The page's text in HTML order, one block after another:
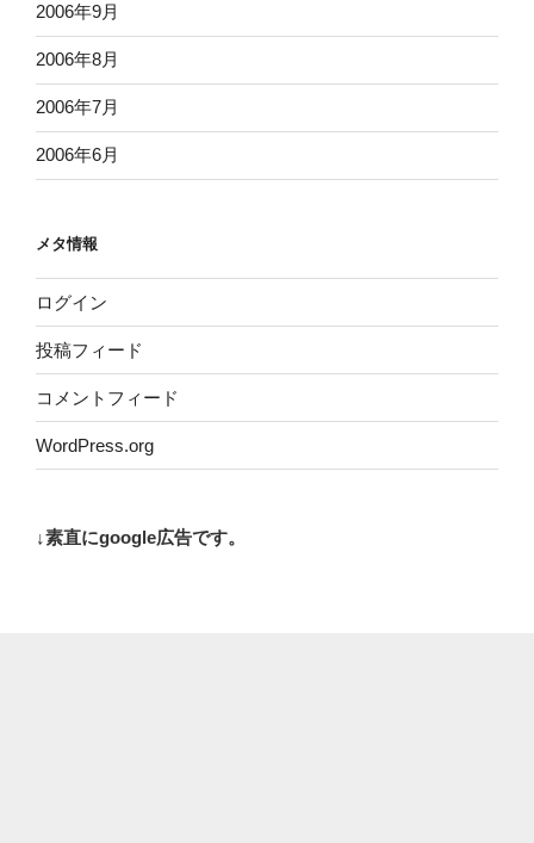
2006年9月
2006年8月
2006年7月
2006年6月
メタ情報
ログイン
投稿フィード
コメントフィード
WordPress.org
↓素直にgoogle広告です。